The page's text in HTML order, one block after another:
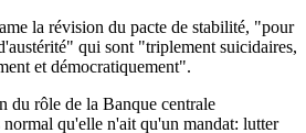
la révision du pacte de stabilité, "pour
qui sont "triplement suicidaires,
et démocratiquement".
du rôle de la Banque centrale
normal qu'elle n'ait qu'un mandat: lutter